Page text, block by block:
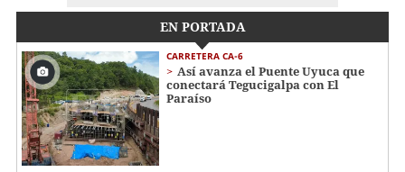
EN PORTADA
CARRETERA CA-6
Así avanza el Puente Uyuca que
conectará Tegucigalpa con El
Paraíso